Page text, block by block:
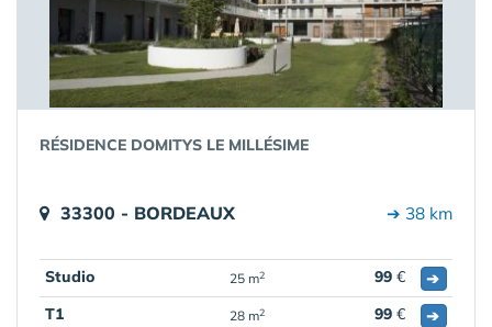
RÉSIDENCE DOMITYS LE MILLÉSIME
33300 - BORDEAUX ➔ 38 km
Studio 25 m2 99 €
➔
T1
28 m2 99 € ➔